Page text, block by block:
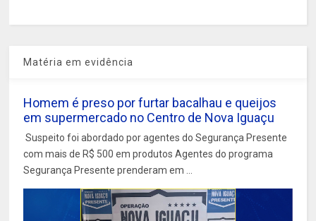
Matéria em evidência
Homem é preso por furtar bacalhau e queijos
em supermercado no Centro de Nova Iguaçu
Suspeito foi abordado por agentes do Segurança Presente
com mais de R$ 500 em produtos Agentes do programa
Segurança Presente prenderam em ...